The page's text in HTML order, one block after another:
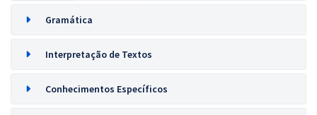
Gramática
Interpretação de Textos
Conhecimentos Específicos